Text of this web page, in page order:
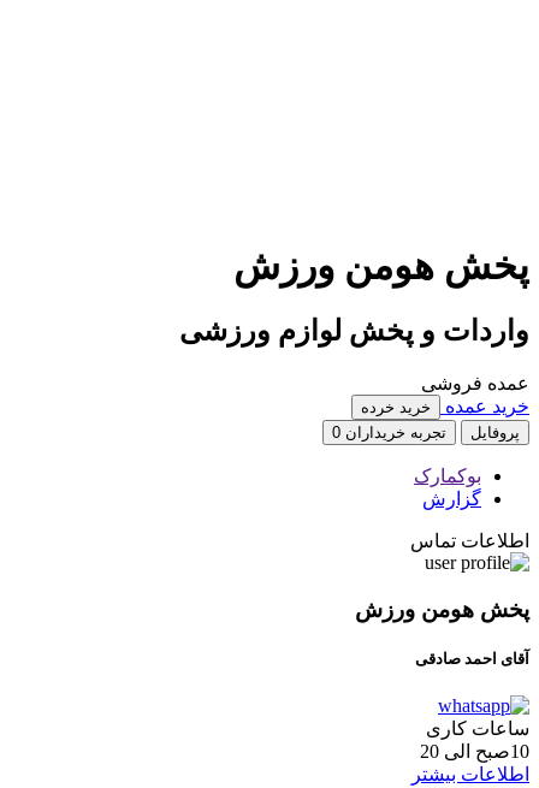
پخش هومن ورزش
واردات و پخش لوازم ورزشی
عمده فروشی
خرید عمده
خرید خرده
پروفایل
تجربه خریداران 0
بوکمارک
گزارش
اطلاعات تماس
پخش هومن ورزش
آقای احمد صادقی
ساعات کاری
10صبح الی 20
اطلاعات بیشتر